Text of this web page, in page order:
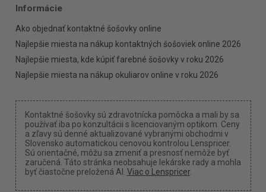
Informácie
Ako objednať kontaktné šošovky online
Najlepšie miesta na nákup kontaktných šošoviek online 2026
Najlepšie miesta, kde kúpiť farebné šošovky v roku 2026
Najlepšie miesta na nákup okuliarov online v roku 2026
Kontaktné šošovky sú zdravotnícka pomôcka a mali by sa
používať iba po konzultácii s licenciovaným optikom. Ceny
a zľavy sú denné aktualizované vybranými obchodmi v
Slovensko automatickou cenovou kontrolou Lenspricer.
Sú orientačné, môžu sa zmeniť a presnosť nemôže byť
zaručená. Táto stránka neobsahuje lekárske rady a mohla
byť čiastočne preložená AI. Viac o Lenspricer.